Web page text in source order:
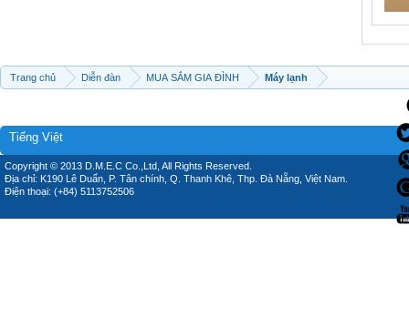
Trang chủ Diễn đàn MUA SẮM GIA ĐÌNH Máy lạnh
Tiếng Việt
Copyright © 2013 D.M.E.C Co.,Ltd, All Rights Reserved.
Địa chỉ: K190 Lê Duẩn, P. Tân chính, Q. Thanh Khê, Thp. Đà Nẵng, Việt Nam.
Điện thoại: (+84) 5113752506